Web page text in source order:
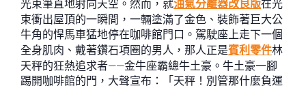
光束筆直地射向天空。然而，就油氣分離器改良版在光
束衝出屋頂的一瞬間，一輛塗滿了金色、裝飾著巨大公
牛角的悍馬車猛地停在咖啡館門口。駕駛座上走下一個
全身肌肉、戴著鑽石項圈的男人，那人正是賓利零件林
天秤的狂熱追求者——金牛座霸總牛土豪。牛土豪一腳
踢開咖啡館的門，大聲宣布：「天秤！別管那什麼負運